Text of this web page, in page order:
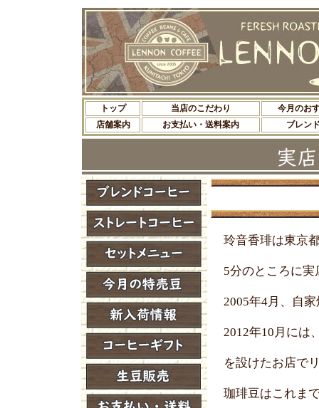
トップ 当店のこだわり
今月のお
店舗案内
お支払い・送料案内 ブレン
玲音香琲は東京
5分のところに実
2005年4月、自家
2012年10月には
を設けたお店で
珈琲豆はこれま